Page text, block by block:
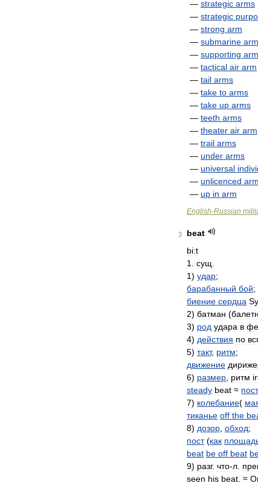
— strategic arms
— strategic
— strong arm
— submarine arm
— supporting arm
— tactical air arm
— tail arms
— take to arms
— take up arms
— teeth arms
— theater air arm
— trail arms
— under arms
— universal
— unlicenced
— up in arm
English-Russian
3
beat
bi:t
1
сущ
1) удар;
барабанный бой;
биение сердца
2) батман (
3) род удара в
4) действия по
5) такт, ритм;
движение
6) размер ритм
steady beat ≈
7) колебание(
тиканье off the
8) дозор обход;
пост(как
beat be off beat
9) разг. что-л
seen his beat . ≈